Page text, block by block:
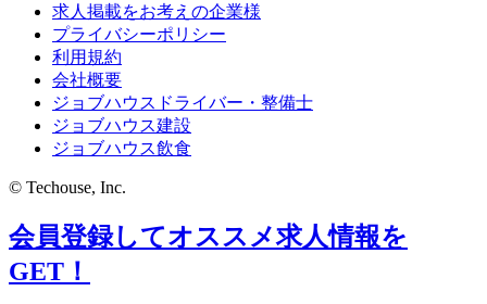
求人掲載をお考えの企業様
プライバシーポリシー
利用規約
会社概要
ジョブハウスドライバー・整備士
ジョブハウス建設
ジョブハウス飲食
© Techouse, Inc.
会員登録してオススメ求人情報を
GET！